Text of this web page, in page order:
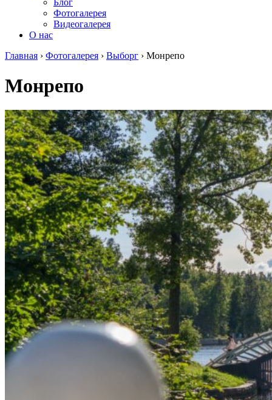
Блог
Фотогалерея
Видеогалерея
О нас
Главная › Фотогалерея › Выборг › Монрепо
Монрепо